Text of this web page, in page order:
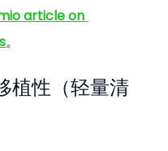
article on
。
植性（轻量清